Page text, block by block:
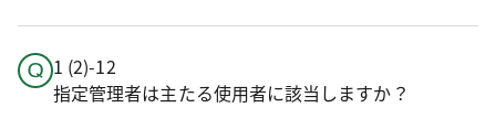
1 (2)-12
指定管理者は主たる使用者に該当しますか？